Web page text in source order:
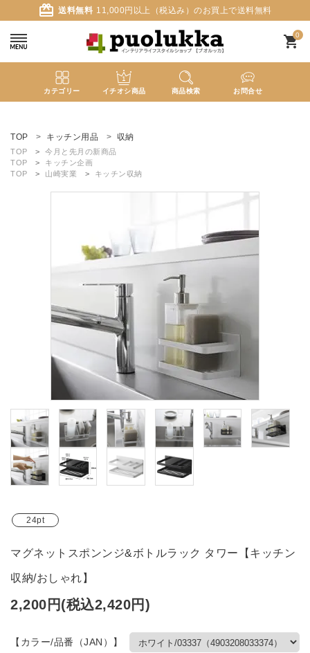
card_giftcard 送料無料 11,000円以上（税込み）のお買上で送料無料
0
shopping_cart
カテゴリー イチオシ商品 商品検索 お問合せ
ようこそ ゲスト 様
meeting_room ログイン person 新規会員登録
ガイドライン
TOP キッチン用品 収納
TOP
今月と先月の新商品
TOP
キッチン企画
TOP
山崎実業 キッチン収納
24pt
マグネットスポンンジ&ボトルラック タワー【キッチン
収納/おしゃれ】
2,200円(税込2,420円)
【カラー/品番（JAN）】